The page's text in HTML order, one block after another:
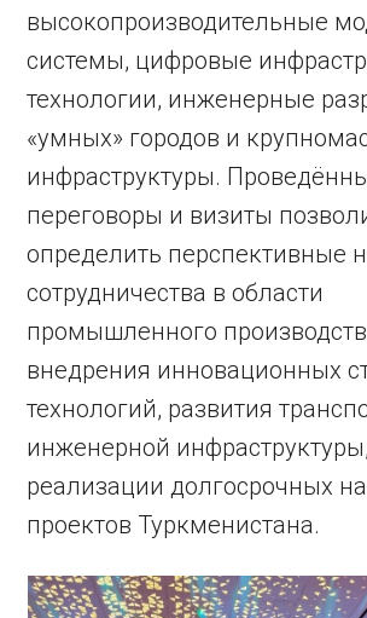
высокопроизводительные
системы, цифровые
технологии, инженерные
«умных» городов и
инфраструктуры.
переговоры и визиты
определить перспективные
сотрудничества в области
промышленного
внедрения инновационных
технологий, развития
инженерной
реализации долгосрочных
проектов Туркменистана.